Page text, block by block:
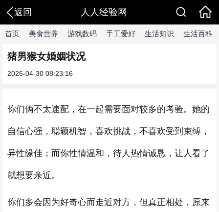
返回 人人经验网
首页 美食营养 游戏数码 手工爱好 生活知识 生活百科
猪男猴女婚姻状况
2026-04-30 08:23:16
你们俩不太速配，在一起需要面对较多的考验。她的
自信心强，聪颖机智，喜欢挑战，不喜欢受到束缚，
异性缘佳；而你性情温和，待人热情诚恳，让人看了
就想要亲近。
你们多会因为好奇心而走近对方，但真正相处，原来